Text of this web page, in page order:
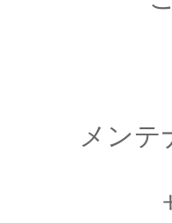
メンテ